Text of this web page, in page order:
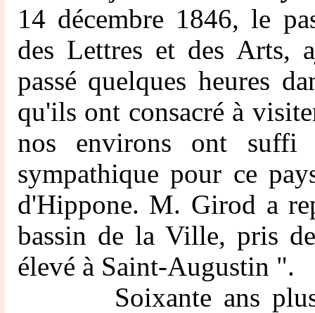
14 décembre 1846, le
des Lettres et des Arts,
passé quelques heures
qu'ils ont consacré à
nos environs ont
sympathique pour ce
d'Hippone. M. Girod a
bassin de la Ville, pris
élevé à Saint-Augustin ".
Soixante ans plus